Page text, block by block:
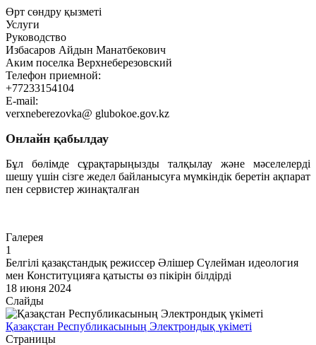
Өрт сөндру қызметі
Услуги
Руководство
Избасаров Айдын Манатбекович
Аким поселка Верхнеберезовский
Телефон приемной:
+77233154104
E-mail:
verxneberezovka@ glubokoe.gov.kz
Онлайн қабылдау
Бұл бөлімде сұрақтарыңызды талқылау және мәселелерді
шешу үшін сізге жедел байланысуға мүмкіндік беретін ақпарат
пен сервистер жинақталған
Галерея
1
Белгілі қазақстандық режиссер Әлішер Сүлейман идеология
мен Конституцияға қатысты өз пікірін білдірді
18 июня 2024
Слайды
Қазақстан Республикасының Электрондық үкіметі
Страницы